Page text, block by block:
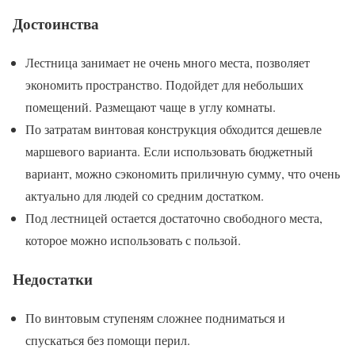
Достоинства
Лестница занимает не очень много места, позволяет
экономить пространство. Подойдет для небольших
помещений. Размещают чаще в углу комнаты.
По затратам винтовая конструкция обходится дешевле
маршевого варианта. Если использовать бюджетный
вариант, можно сэкономить приличную сумму, что очень
актуально для людей со средним достатком.
Под лестницей остается достаточно свободного места,
которое можно использовать с пользой.
Недостатки
По винтовым ступеням сложнее подниматься и
спускаться без помощи перил.